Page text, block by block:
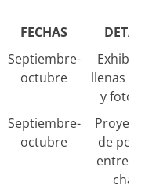
FECHAS
Septiembre-
octubre
llenas
y
Septiembre-
octubre
de